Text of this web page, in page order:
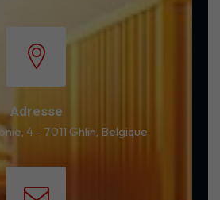
Adresse
4 - 7011 Ghlin, Belgique